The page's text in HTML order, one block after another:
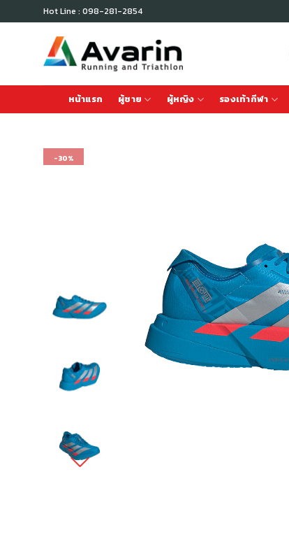
to
Hot Line : 098-281-2854
หน้าแรก ผู้ชาย ผู้หญิง รองเท้ากีฬา
-30%